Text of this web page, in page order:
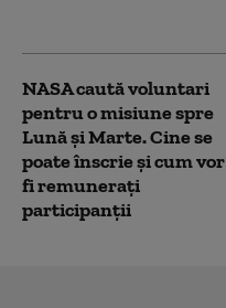
NASA caută voluntari
pentru o misiune spre
Lună și Marte. Cine se
poate înscrie și cum vor
fi remunerați
participanții